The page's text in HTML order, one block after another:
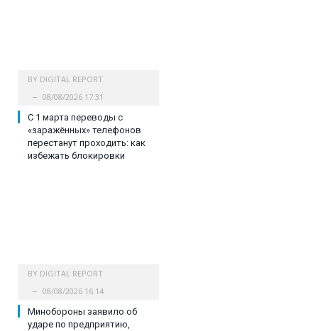
BY DIGITAL REPORT
08/08/2026 17:31
С 1 марта переводы с
«заражённых» телефонов
перестанут проходить: как
избежать блокировки
BY DIGITAL REPORT
08/08/2026 16:14
Минобороны заявило об
ударе по предприятию,